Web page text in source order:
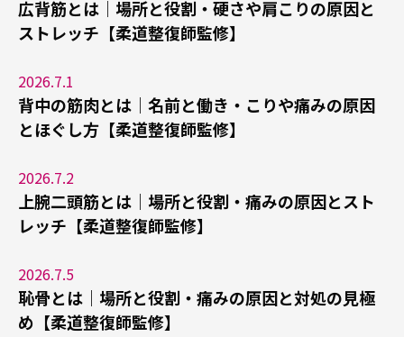
広背筋とは｜場所と役割・硬さや肩こりの原因と
ストレッチ【柔道整復師監修】
2026.7.1
背中の筋肉とは｜名前と働き・こりや痛みの原因
とほぐし方【柔道整復師監修】
2026.7.2
上腕二頭筋とは｜場所と役割・痛みの原因とスト
レッチ【柔道整復師監修】
2026.7.5
恥骨とは｜場所と役割・痛みの原因と対処の見極
め【柔道整復師監修】